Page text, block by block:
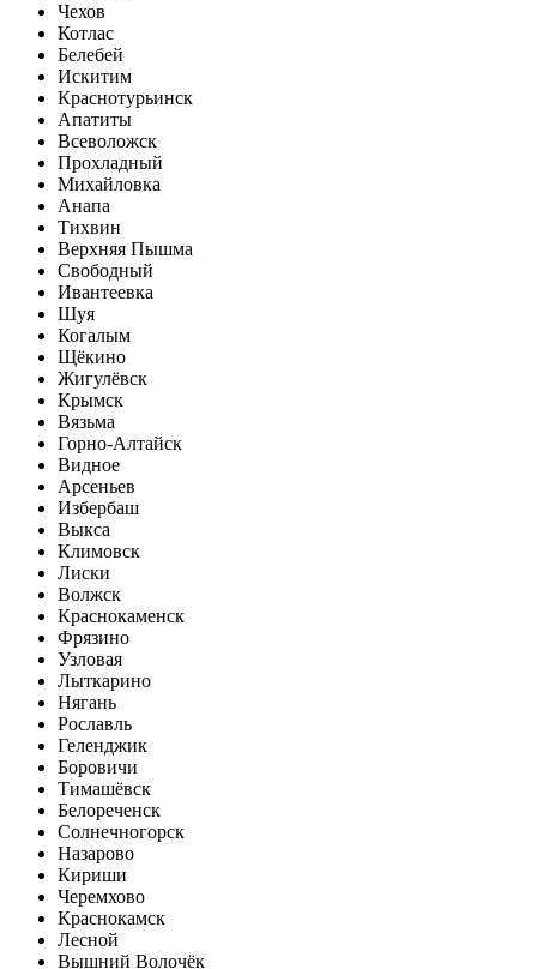
Чехов
Котлас
Белебей
Искитим
Краснотурьинск
Апатиты
Всеволожск
Прохладный
Михайловка
Анапа
Тихвин
Верхняя Пышма
Свободный
Ивантеевка
Шуя
Когалым
Щёкино
Жигулёвск
Крымск
Вязьма
Горно-Алтайск
Видное
Арсеньев
Избербаш
Выкса
Климовск
Лиски
Волжск
Краснокаменск
Фрязино
Узловая
Лыткарино
Нягань
Рославль
Геленджик
Боровичи
Тимашёвск
Белореченск
Солнечногорск
Назарово
Кириши
Черемхово
Краснокамск
Лесной
Вышний Волочёк